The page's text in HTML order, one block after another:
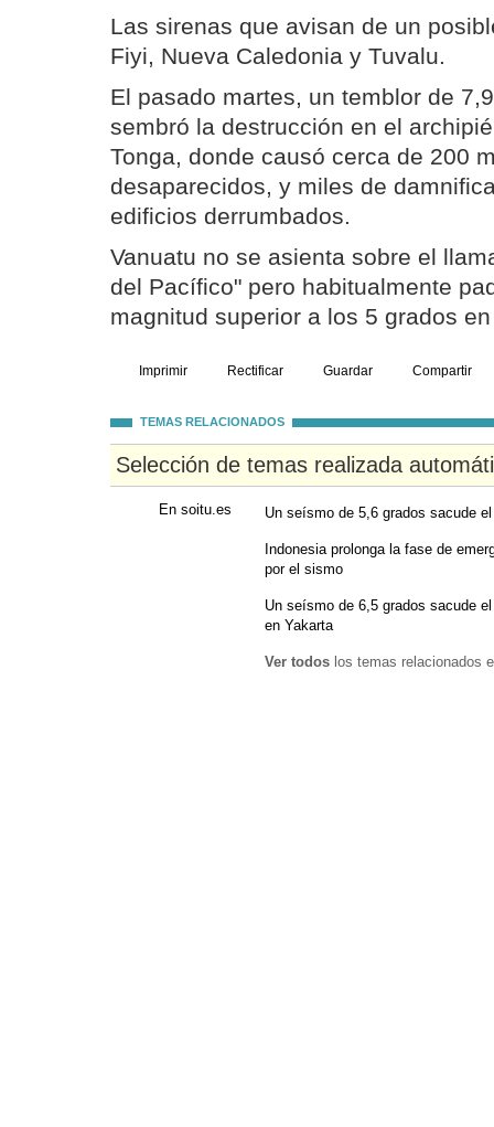
Las sirenas que avisan de un
Fiyi, Nueva Caledonia y Tuvalu.
El pasado martes, un temblor de
sembró la destrucción en el
Tonga, donde causó cerca de 200
desaparecidos, y miles de
edificios derrumbados.
Vanuatu no se asienta sobre el
del Pacífico" pero habitualmente
magnitud superior a los 5 grados
Imprimir Rectificar Guardar Compartir
TEMAS RELACIONADOS
Selección de temas realizada
En soitu.es Un seísmo de 5,6 grados sacude
Indonesia prolonga la fase de
por el sismo
Un seísmo de 6,5 grados sacude
en Yakarta
Ver todos los temas relacionados